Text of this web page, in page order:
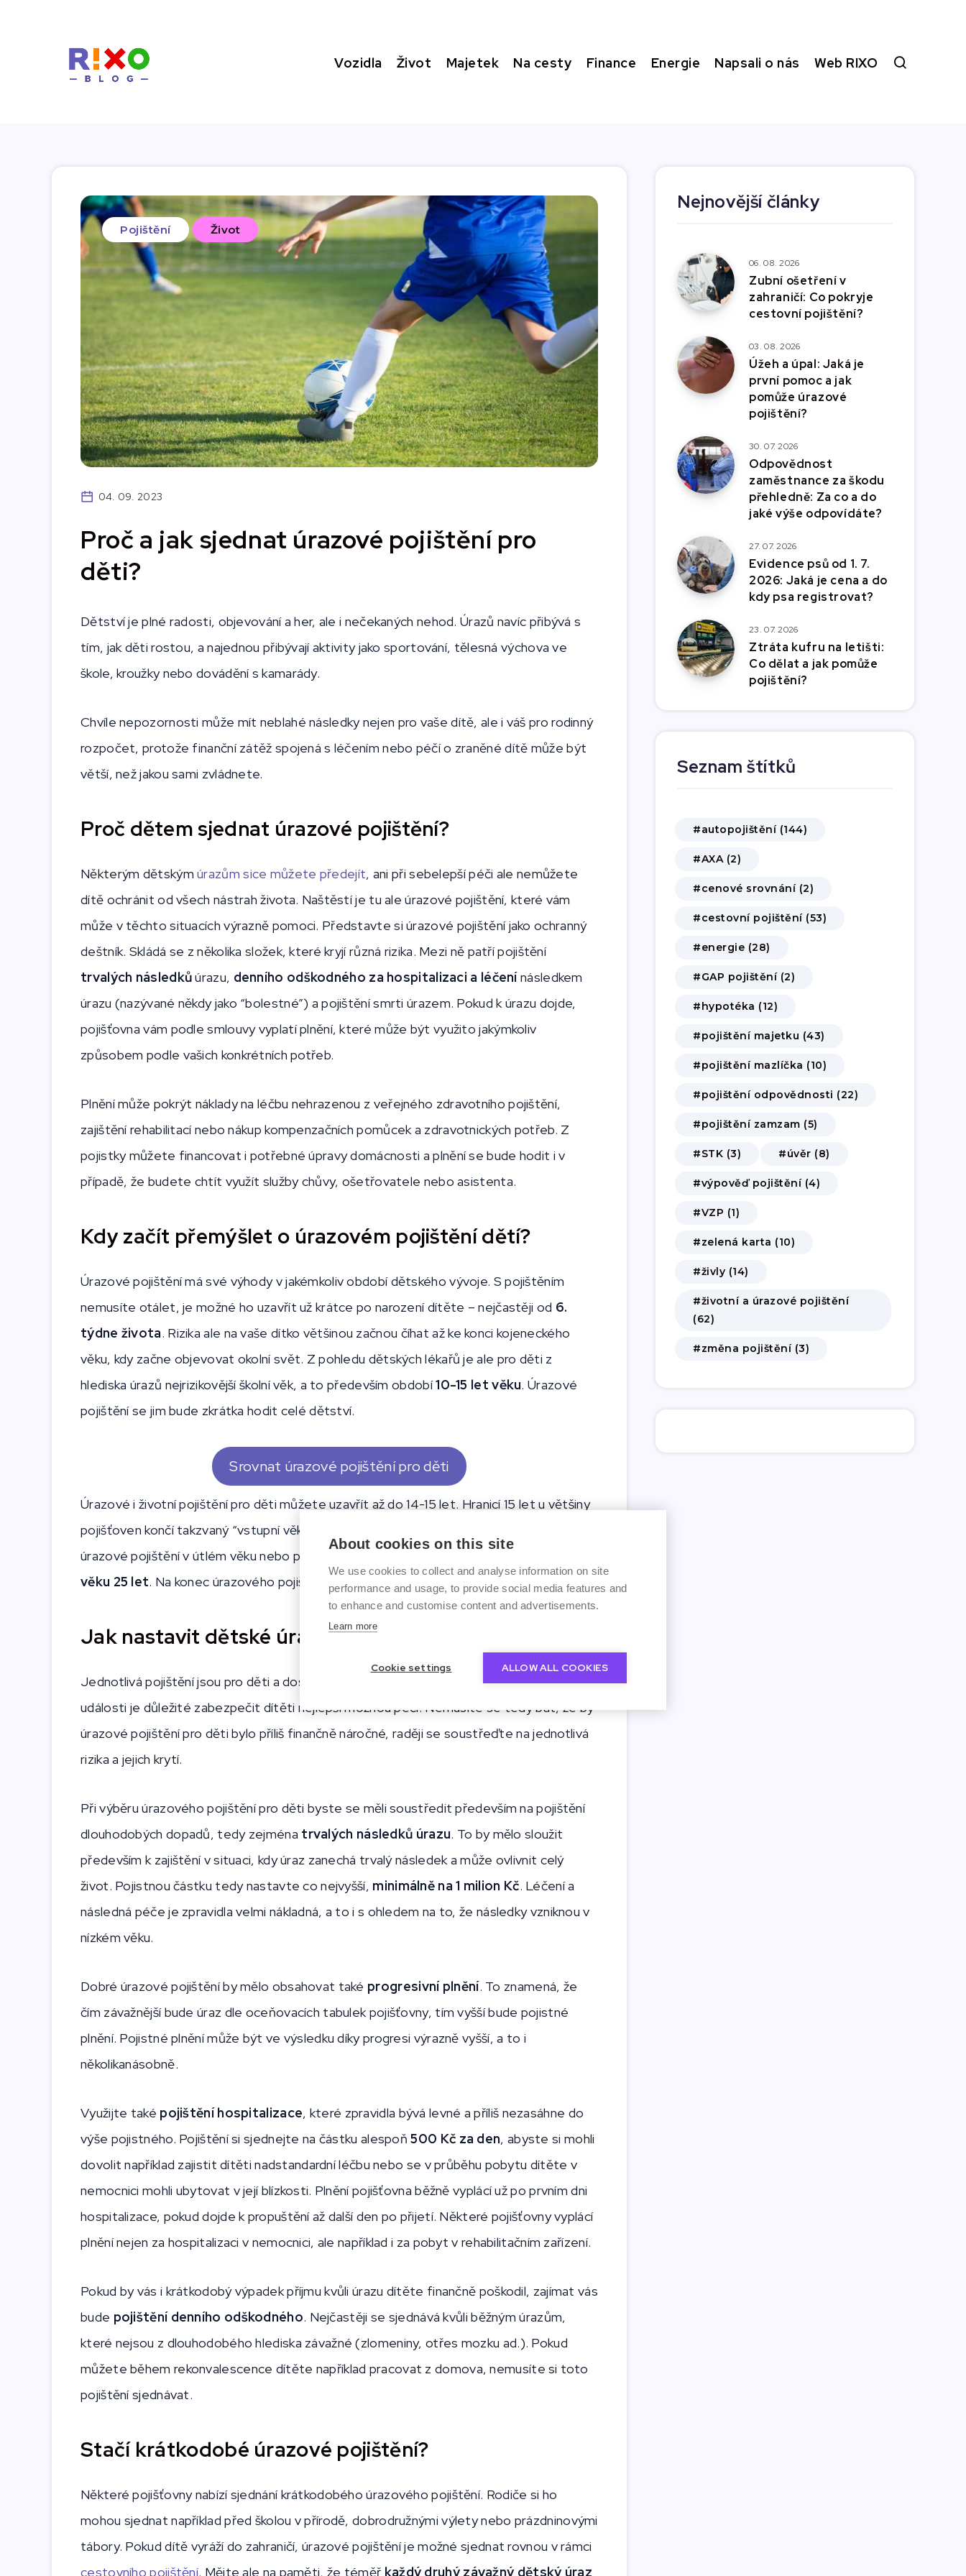
Vozidla Život Majetek Na cesty Finance Energie Napsali o nás Web RIXO
Pojištění Život
04. 09. 2023
Proč a jak sjednat úrazové pojištění pro
děti?
Dětství je plné radosti, objevování a her, ale i nečekaných nehod. Úrazů navíc přibývá s
tím, jak děti rostou, a najednou přibývají aktivity jako sportování, tělesná výchova ve
škole, kroužky nebo dovádění s kamarády.
Chvíle nepozornosti může mít neblahé následky nejen pro vaše dítě, ale i váš pro rodinný
rozpočet, protože finanční zátěž spojená s léčením nebo péčí o zraněné dítě může být
větší, než jakou sami zvládnete.
Proč dětem sjednat úrazové pojištění?
Některým dětskýmúrazům sice můžete předejít, ani při sebelepší péči ale nemůžete
dítě ochránit od všech nástrah života. Naštěstí je tu ale úrazové pojištění, které vám
může v těchto situacích výrazně pomoci. Představte si úrazové pojištění jako ochranný
deštník. Skládá se z několika složek, které kryjí různá rizika. Mezi ně patří pojištění
trvalých následkůúrazu, denního odškodného za hospitalizaci a léčenínásledkem
úrazu (nazývané někdy jako “bolestné”) a pojištění smrti úrazem. Pokud k úrazu dojde,
pojišťovna vám podle smlouvy vyplatí plnění, které může být využito jakýmkoliv
způsobem podle vašich konkrétních potřeb.
Plnění může pokrýt náklady na léčbu nehrazenou z veřejného zdravotního pojištění,
zajištění rehabilitací nebo nákup kompenzačních pomůcek a zdravotnických potřeb. Z
pojistky můžete financovat i potřebné úpravy domácnosti a plnění se bude hodit i v
případě, že budete chtít využít služby chůvy, ošetřovatele nebo asistenta.
Kdy začít přemýšlet o úrazovém pojištění dětí?
Úrazové pojištění má své výhody v jakémkoliv období dětského vývoje. S pojištěním
nemusíte otálet, je možné ho uzavřít už krátce po narození dítěte – nejčastěji od 6.
týdne života. Rizika ale na vaše dítko většinou začnou číhat až ke konci kojeneckého
věku, kdy začne objevovat okolní svět. Z pohledu dětských lékařů je ale pro děti z
hlediska úrazů nejrizikovější školní věk, a to především období10-15 let věku. Úrazové
pojištění se jim bude zkrátka hodit celé dětství.
Srovnat úrazové pojištění pro děti
Úrazové i životní pojištění pro děti můžete uzavřít až do 14-15 let. Hranicí 15 let u většiny
pojišťoven končí takzvaný “vstupní věk” pro dětské pojištění. Ať už pro děti sjednáte
úrazové pojištění v útlém věku nebo později, pojištění skončí zpravidla až
věku 25 let. Na konec úrazového pojištění je vhodné navázat životním pojištěním .
Jak nastavit dětské úrazové pojištění?
Jednotlivá pojištění jsou pro děti a dospívající
, a při případné pojistné
události je důležité zabezpečit dítěti nejlepší možnou péči. Nemusíte se tedy bát, že by
úrazové pojištění pro děti bylo příliš finančně náročné, raději se soustřeďte na jednotlivá
rizika a jejich krytí.
Při výběru úrazového pojištění pro děti byste se měli soustředit především na pojištění
dlouhodobých dopadů, tedy zejména trvalých následků úrazu. To by mělo sloužit
především k zajištění v situaci, kdy úraz zanechá trvalý následek a může ovlivnit celý
život. Pojistnou částku tedy nastavte co nejvyšší, minimálně na 1 milion Kč. Léčení a
následná péče je zpravidla velmi nákladná, a to i s ohledem na to, že následky vzniknou v
nízkém věku.
Dobré úrazové pojištění by mělo obsahovat také progresivní plnění. To znamená, že
čím závažnější bude úraz dle oceňovacích tabulek pojišťovny, tím vyšší bude pojistné
plnění. Pojistné plnění může být ve výsledku díky progresi výrazně vyšší, a to i
několikanásobně.
Využijte také pojištění hospitalizace, které zpravidla bývá levné a příliš nezasáhne do
výše pojistného. Pojištění si sjednejte na částku alespoň500 Kč za den, abyste si mohli
dovolit například zajistit dítěti nadstandardní léčbu nebo se v průběhu pobytu dítěte v
nemocnici mohli ubytovat v její blízkosti. Plnění pojišťovna běžně vyplácí už po prvním dni
hospitalizace, pokud dojde k propuštění až další den po přijetí. Některé pojišťovny vyplácí
plnění nejen za hospitalizaci v nemocnici, ale například i za pobyt v rehabilitačním zařízení.
Pokud by vás i krátkodobý výpadek příjmu kvůli úrazu dítěte finančně poškodil, zajímat vás
bude pojištění denního odškodného. Nejčastěji se sjednává kvůli běžným úrazům,
které nejsou z dlouhodobého hlediska závažné (zlomeniny, otřes mozku ad.). Pokud
můžete během rekonvalescence dítěte například pracovat z domova, nemusíte si toto
pojištění sjednávat.
Stačí krátkodobé úrazové pojištění?
Některé pojišťovny nabízí sjednání krátkodobého úrazového pojištění. Rodiče si ho
mohou sjednat například před školou v přírodě, dobrodružnými výlety nebo prázdninovými
tábory. Pokud dítě vyráží do zahraničí, úrazové pojištění je možné sjednat rovnou v rámci
cestovního pojištění. Mějte ale na paměti, že téměř každý druhý závažný dětský úraz
Nejnovější články
06. 08. 2026
Zubní ošetření v
zahraničí: Co pokryje
cestovní pojištění?
03. 08. 2026
Úžeh a úpal: Jaká je
první pomoc a jak
pomůže úrazové
pojištění?
30. 07. 2026
Odpovědnost
zaměstnance za škodu
přehledně: Za co a do
jaké výše odpovídáte?
27. 07. 2026
Evidence psů od 1. 7.
2026: Jaká je cena a do
kdy psa registrovat?
23. 07. 2026
Ztráta kufru na letišti:
Co dělat a jak pomůže
pojištění?
Seznam štítků
#autopojištění (144)
#AXA (2)
#cenové srovnání (2)
#cestovní pojištění (53)
#energie (28)
#GAP pojištění (2)
#hypotéka (12)
#pojištění majetku (43)
#pojištění mazlíčka (10)
#pojištění odpovědnosti (22)
#pojištění zamzam (5)
#STK (3) #úvěr (8)
#výpověď pojištění (4)
#VZP (1)
#zelená karta (10)
#živly (14)
#životní a úrazové pojištění
(62)
#změna pojištění (3)
About cookies on this site
We use cookies to collect and analyse information on site
performance and usage, to provide social media features and
to enhance and customise content and advertisements.
Learn more
Cookie settings ALLOW ALL COOKIES